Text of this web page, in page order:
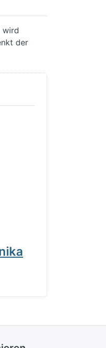
wird
der